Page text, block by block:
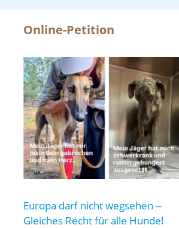
Online-Petition
Europa darf nicht wegsehen ‒
Gleiches Recht für alle Hunde!